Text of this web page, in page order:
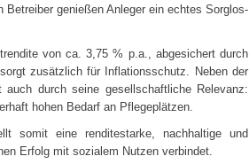
genießen Anleger ein echtes Sorglos-
von ca. 3,75 % p.a., abgesichert durch
zusätzlich für Inflationsschutz. Neben der
durch seine gesellschaftliche Relevanz:
hohen Bedarf an Pflegeplätzen.
somit eine renditestarke, nachhaltige und
Erfolg mit sozialem Nutzen verbindet.